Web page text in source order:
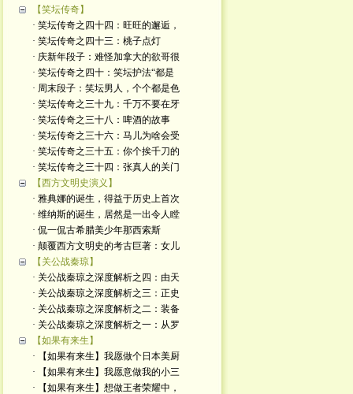
【笑坛传奇】
· 笑坛传奇之四十四：旺旺的邂逅，
· 笑坛传奇之四十三：桃子点灯
· 庆新年段子：难怪加拿大的欲哥很
· 笑坛传奇之四十：笑坛护法“都是
· 周末段子：笑坛男人，个个都是色
· 笑坛传奇之三十九：千万不要在牙
· 笑坛传奇之三十八：啤酒的故事
· 笑坛传奇之三十六：马儿为啥会受
· 笑坛传奇之三十五：你个挨千刀的
· 笑坛传奇之三十四：张真人的关门
【西方文明史演义】
· 雅典娜的诞生，得益于历史上首次
· 维纳斯的诞生，居然是一出令人瞠
· 侃一侃古希腊美少年那西索斯
· 颠覆西方文明史的考古巨著：女儿
【关公战秦琼】
· 关公战秦琼之深度解析之四：由天
· 关公战秦琼之深度解析之三：正史
· 关公战秦琼之深度解析之二：装备
· 关公战秦琼之深度解析之一：从罗
【如果有来生】
· 【如果有来生】我愿做个日本美厨
· 【如果有来生】我愿意做我的小三
· 【如果有来生】想做王者荣耀中，